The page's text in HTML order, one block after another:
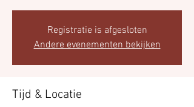
Registratie is afgesloten
Andere evenementen bekijken
Tijd & Locatie